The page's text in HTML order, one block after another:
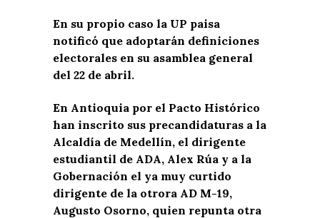
En su propio caso la UP paisa
notificó que adoptarán definiciones
electorales en su asamblea general
del 22 de abril.
En Antioquia por el Pacto Histórico
han inscrito sus precandidaturas a la
Alcaldía de Medellín, el dirigente
estudiantil de ADA, Alex Rúa y a la
Gobernación el ya muy curtido
dirigente de la otrora AD M-19,
Augusto Osorno, quien repunta otra